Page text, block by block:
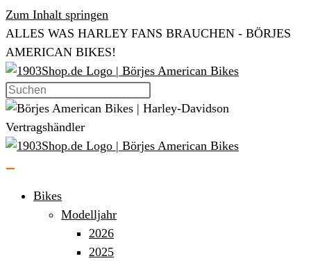
Zum Inhalt springen
ALLES WAS HARLEY FANS BRAUCHEN - BÖRJES
AMERICAN BIKES!
Bikes
Modelljahr
2026
2025